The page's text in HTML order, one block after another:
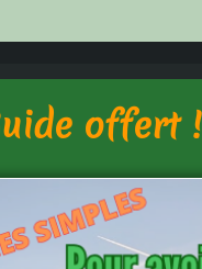
offert !